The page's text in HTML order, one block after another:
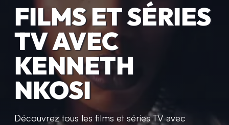
FILMS ET SÉRIES
TV AVEC
KENNETH
NKOSI
Découvrez tous les films et séries TV avec